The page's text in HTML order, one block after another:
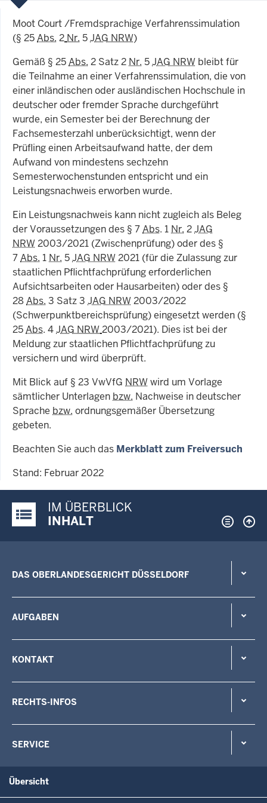
Moot Court /Fremdsprachige Verfahrenssimulation
(§ 25Abs. 2 Nr. 5JAG NRW)
Gemäß § 25Abs. 2 Satz 2 Nr. 5JAG NRW bleibt für
die Teilnahme an einer Verfahrenssimulation, die von
einer inländischen oder ausländischen Hochschule in
deutscher oder fremder Sprache durchgeführt
wurde, ein Semester bei der Berechnung der
Fachsemesterzahl unberücksichtigt, wenn der
Prüfling einen Arbeitsaufwand hatte, der dem
Aufwand von mindestens sechzehn
Semesterwochenstunden entspricht und ein
Leistungsnachweis erworben wurde.
Ein Leistungsnachweis kann nicht zugleich als Beleg
der Voraussetzungen des § 7Abs. 1 Nr. 2JAG
NRW2003/2021 (Zwischenprüfung) oder des §
7Abs. 1 Nr. 5JAG NRW2021 (für die Zulassung zur
staatlichen Pflichtfachprüfung erforderlichen
Aufsichtsarbeiten oder Hausarbeiten) oder des §
28Abs. 3 Satz 3 JAG NRW2003/2022
(Schwerpunktbereichsprüfung) eingesetzt werden (§
25Abs. 4JAG NRW2003/2021). Dies ist bei der
Meldung zur staatlichen Pflichtfachprüfung zu
versichern und wird überprüft.
Mit Blick auf § 23 VwVfG NRWwird um Vorlage
sämtlicher Unterlagen bzw. Nachweise in deutscher
Sprache bzw. ordnungsgemäßer Übersetzung
gebeten.
Beachten Sie auch das Merkblatt zum Freiversuch
Stand: Februar 2022
Justiz-Portal im Überblick:
IM ÜBERBLICK
INHALT
DAS OBERLANDESGERICHT DÜSSELDORF
AUFGABEN
KONTAKT
RECHTS-INFOS
SERVICE
Übersicht